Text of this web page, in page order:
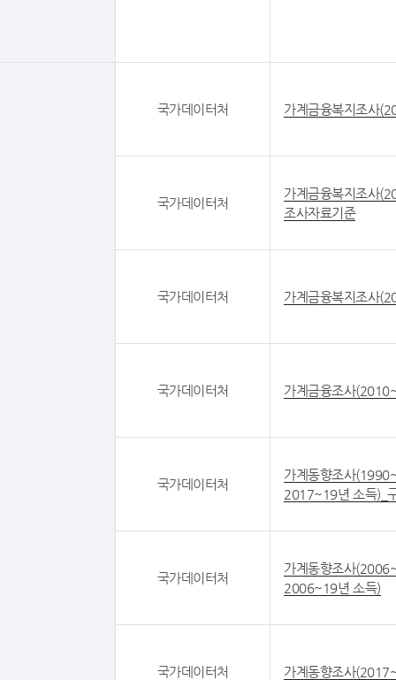
국가데이터처 가계금융복지조사
국가데이터처
가계금융복지조사
조사자료기준
국가데이터처 가계금융복지조사
국가데이터처 가계금융조사
국가데이터처
가계동향조사
2017~19년 소득)_
국가데이터처
가계동향조사
2006~19년 소득)
국가데이터처 가계동향조사